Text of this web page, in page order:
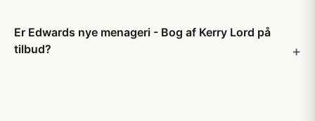
Er Edwards nye menageri - Bog af Kerry Lord på
tilbud?